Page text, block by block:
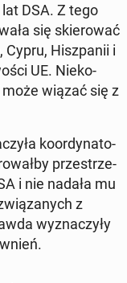
DSA. Z tego
się skie­ro­wać
Cypru, Hisz­pa­nii i
UE. Nie­ko­
wiązać się z
ko­or­dy­na­to­
prze­strze­
i nie nadała mu
z
wy­zna­czy­ły